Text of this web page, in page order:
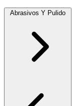
Abrasivos Y Pulido